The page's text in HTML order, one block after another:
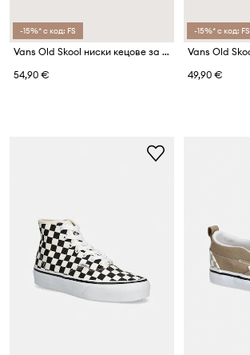
-15%* с код: FS
Vans Old Skool ниски кецове за деца
54,90 €
-15%* с код: FS
49,90 €